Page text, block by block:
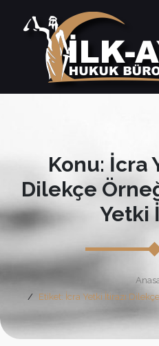
Konu: İcra
Dilekçe
Yetki
Etiket: İcra Yetki İtirazı